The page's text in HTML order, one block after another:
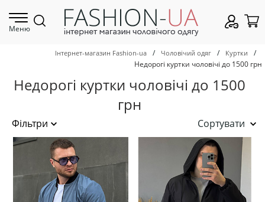
Меню
Інтернет-магазин Fashion-ua / Чоловічий одяг / Куртки
/
Недорогі куртки чоловічі до 1500 грн
Недорогі куртки чоловічі до 1500
грн
Сортувати